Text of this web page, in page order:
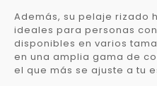
Además, su pelaje rizado
ideales para personas
disponibles en varios
en una amplia gama de
el que más se ajuste a tu